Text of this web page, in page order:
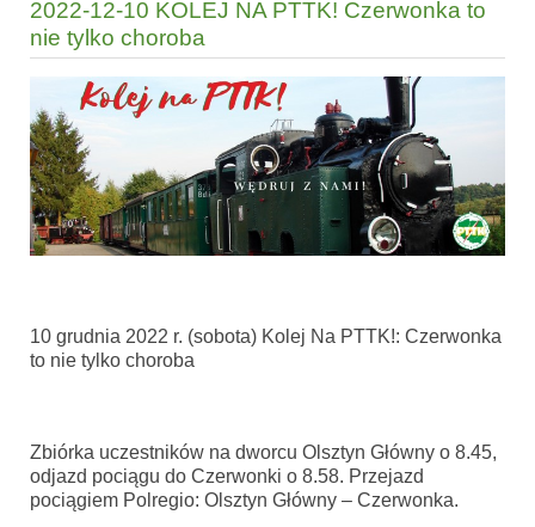
2022-12-10 KOLEJ NA PTTK! Czerwonka to
nie tylko choroba
10 grudnia 2022 r. (sobota) Kolej Na PTTK!: Czerwonka
to nie tylko choroba
Zbiórka uczestników na dworcu Olsztyn Główny o 8.45,
odjazd pociągu do Czerwonki o 8.58. Przejazd
pociągiem Polregio: Olsztyn Główny – Czerwonka.